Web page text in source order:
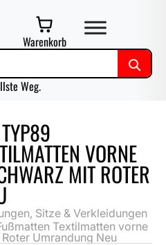
Warenkorb
Weg.
VORNE L
MIT ROTER U
Sitze & Verkleidungen
Textilmatten vorne
Umrandung Neu